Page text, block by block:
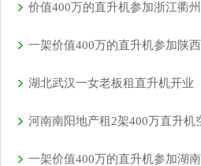
湖北武汉一女老板租直升机开业